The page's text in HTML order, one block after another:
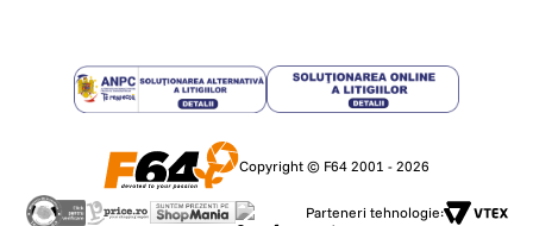
Copyright © F64 2001 - 2026
Parteneri tehnologie: